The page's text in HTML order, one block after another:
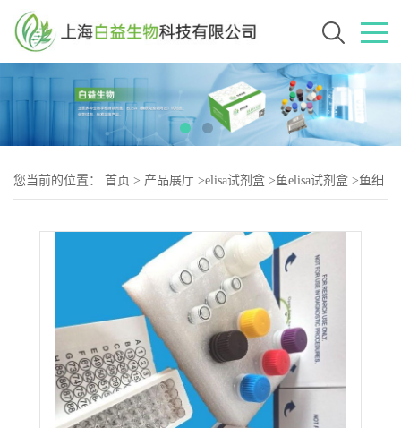
您当前的位置： 首页 > 产品展厅 >elisa试剂盒 >鱼elisa试剂盒 >鱼细